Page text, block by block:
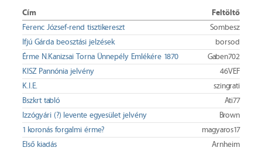
Cím
Feltöltő
Ferenc József-rend tisztikereszt
Sombesz
Ifjú Gárda beosztási jelzések
borsod
Érme N.Kanizsai Torna Ünnepély Emlékére 1870
Gaben702
KISZ Pannónia jelvény
46VEF
K.I.E.
szingrati
Bszkrt tabló
Ati77
Izzógyári (?) levente egyesület jelvény
Brown
1 koronás forgalmi érme?
magyaros17
Első kiadás
Arnheim